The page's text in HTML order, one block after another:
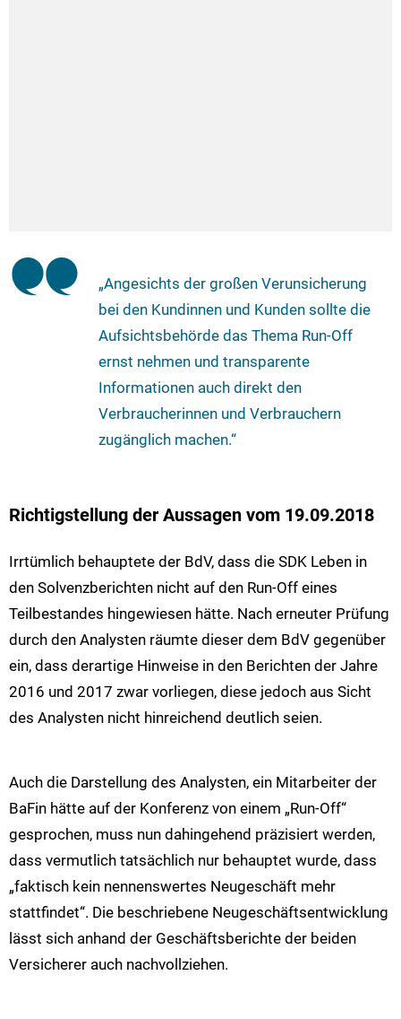
„Angesichts der großen Verunsicherung
bei den Kundinnen und Kunden sollte die
Aufsichtsbehörde das Thema Run-Off
ernst nehmen und transparente
Informationen auch direkt den
Verbraucherinnen und Verbrauchern
zugänglich machen.“
Richtigstellung der Aussagen vom 19.09.2018
Irrtümlich behauptete der BdV, dass die SDK Leben in
den Solvenzberichten nicht auf den Run-Off eines
Teilbestandes hingewiesen hätte. Nach erneuter Prüfung
durch den Analysten räumte dieser dem BdV gegenüber
ein, dass derartige Hinweise in den Berichten der Jahre
2016 und 2017 zwar vorliegen, diese jedoch aus Sicht
des Analysten nicht hinreichend deutlich seien.
Auch die Darstellung des Analysten, ein Mitarbeiter der
BaFin hätte auf der Konferenz von einem „Run-Off“
gesprochen, muss nun dahingehend präzisiert werden,
dass vermutlich tatsächlich nur behauptet wurde, dass
„faktisch kein nennenswertes Neugeschäft mehr
stattfindet“. Die beschriebene Neugeschäftsentwicklung
lässt sich anhand der Geschäftsberichte der beiden
Versicherer auch nachvollziehen.